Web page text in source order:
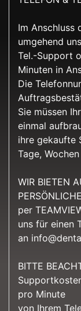
Im Anschluss
umgehend
Tel.-Support
Minuten in
Die
Sie müssen
einmal
ihre gekaufte
Tage,
WIR BIETEN
per
uns für einen
an
BITTE
pro Minute
von Ihrem